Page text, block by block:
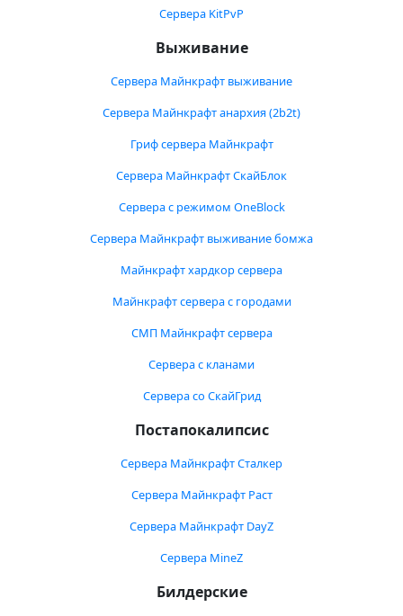
Сервера KitPvP
Выживание
Сервера Майнкрафт выживание
Сервера Майнкрафт анархия (2b2t)
Гриф сервера Майнкрафт
Сервера Майнкрафт СкайБлок
Сервера с режимом OneBlock
Сервера Майнкрафт выживание бомжа
Майнкрафт хардкор сервера
Майнкрафт сервера с городами
СМП Майнкрафт сервера
Сервера с кланами
Сервера со СкайГрид
Постапокалипсис
Сервера Майнкрафт Сталкер
Сервера Майнкрафт Раст
Сервера Майнкрафт DayZ
Сервера MineZ
Билдерские